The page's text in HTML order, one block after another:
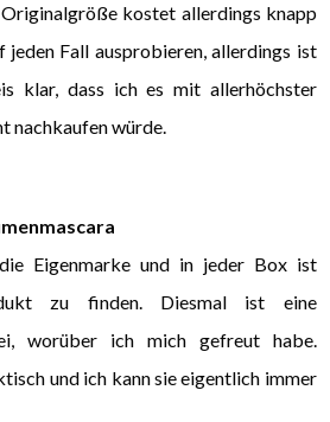
kostet allerdings knapp
jeden Fall ausprobieren, allerdings ist
klar, dass ich es mit allerhöchster
nachkaufen würde.
Eigenmarke und in jeder Box ist
zu finden. Diesmal ist eine
worüber ich mich gefreut habe.
und ich kann sie eigentlich immer